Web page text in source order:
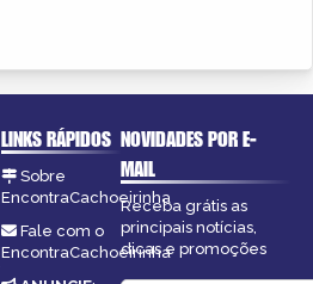
LINKS RÁPIDOS
Sobre
EncontraCachoeirinha
Fale com o
EncontraCachoeirinha
NOVIDADES POR E-
MAIL
Receba grátis as
principais notícias,
dicas e promoções